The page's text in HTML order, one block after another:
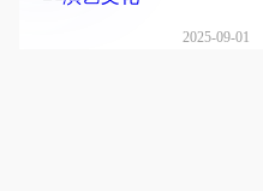
2025-09-01